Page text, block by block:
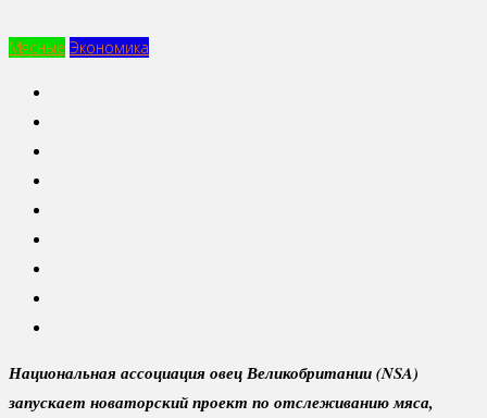
Мясные Экономика
Национальная ассоциация овец Великобритании (NSA)
запускает новаторский проект по отслеживанию мяса,